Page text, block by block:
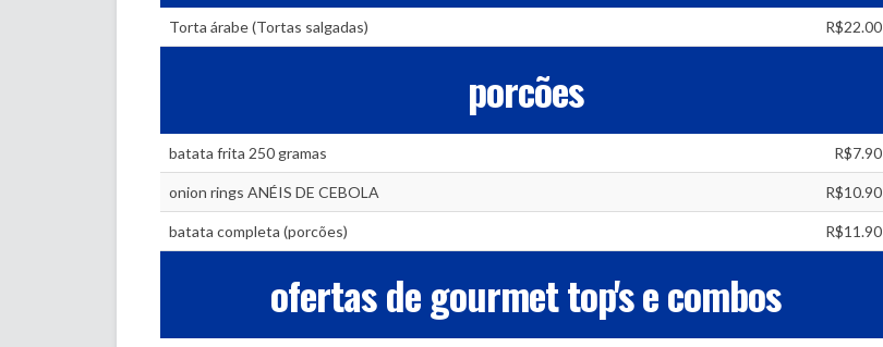
Torta árabe (Tortas salgadas) R$22.00
porcões
batata frita 250 gramas R$7.90
onion rings ANÉIS DE CEBOLA R$10.90
batata completa (porcões) R$11.90
ofertas de gourmet top's e combos